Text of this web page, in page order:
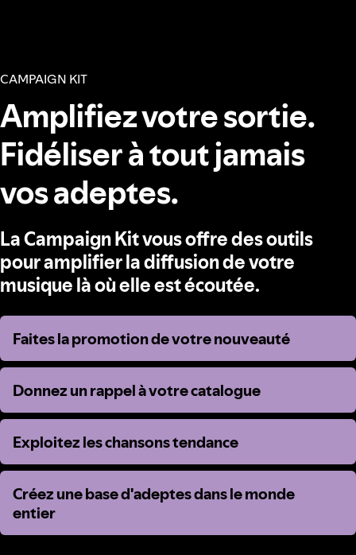
CAMPAIGN KIT
Amplifiez votre sortie.
Fidéliser à tout jamais
vos adeptes.
La Campaign Kit vous offre des outils
pour amplifier la diffusion de votre
musique là où elle est écoutée.
Faites la promotion de votre nouveauté
Faites la promotion de votre nouveauté
Donnez un rappel à votre catalogue
Donnez un rappel à votre catalogue
Exploitez les chansons tendance
Exploitez les chansons tendance
Créez une base d'adeptes dans le monde
entier
Créez une base d'adeptes dans le monde
entier